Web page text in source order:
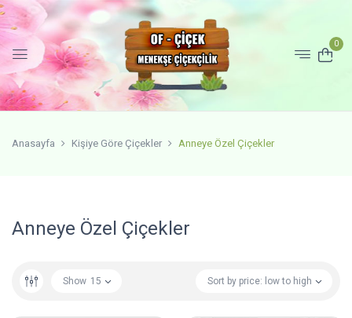
0
Anasayfa Kişiye Göre Çiçekler Anneye Özel Çiçekler
Anneye Özel Çiçekler
Sort by price: low to high
Show 15